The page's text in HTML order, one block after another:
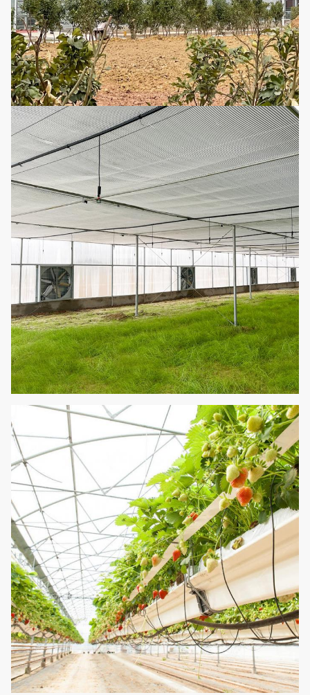
Κύριος στυλοβάτης
60X80mm
50x100mm, 80x80mm,
Πρότυπα: 60mm,
Πάχος σωλήνων χάλυβα 1.5mm, 2.0mm, 2.5mm,
Ίδρυμα Συγκεκριμένη βάση